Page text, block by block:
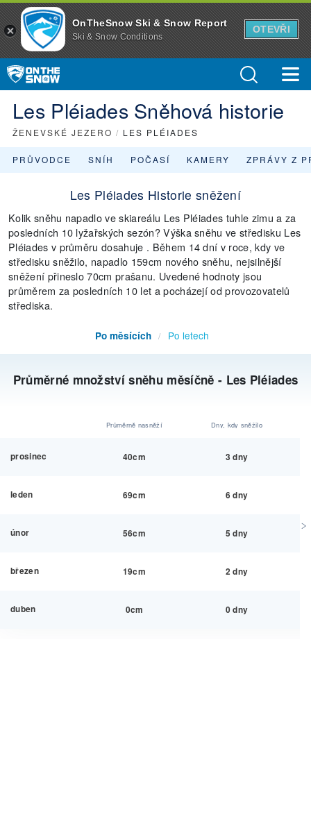
OnTheSnow Ski & Snow Report
Ski & Snow Conditions
OTEVŘI
Les Pléiades Sněhová historie
ŽENEVSKÉ JEZERO / LES PLÉIADES
PRŮVODCE SNÍH POČASÍ KAMERY ZPRÁVY Z
Les Pléiades Historie sněžení
Kolik sněhu napadlo ve skiareálu Les Pléiades tuhle zimu a za
posledních 10 lyžařských sezón? Výška sněhu ve středisku Les
Pléiades v průměru dosahuje . Během 14 dní v roce, kdy ve
středisku sněžilo, napadlo 159cm nového sněhu, nejsilnější
sněžení přineslo 70cm prašanu. Uvedené hodnoty jsou
průměrem za posledních 10 let a pocházejí od provozovatelů
střediska.
Průměrné množství sněhu měsíčně - Les Pléiades
Po měsících / Po letech
Průměrně nasněží Dny, kdy sněžilo
prosinec 40cm 3 dny
leden 69cm 6 dny
únor 56cm 5 dny
březen 19cm 2 dny
duben 0cm 0 dny